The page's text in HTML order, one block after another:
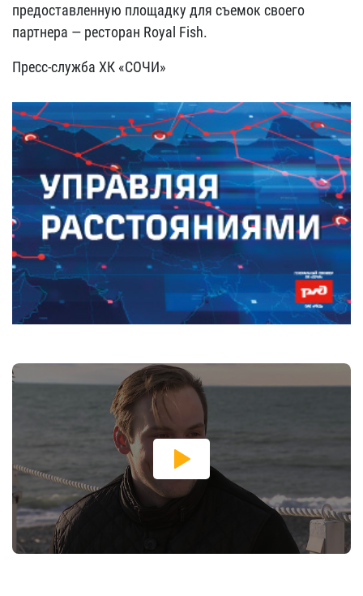
предоставленную площадку для съемок своего
партнера — ресторан Royal Fish.
Пресс-служба ХК «СОЧИ»